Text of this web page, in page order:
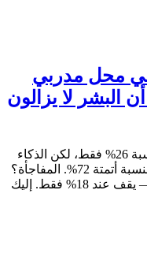
محل مدربي
البشر لا يزالون
يواجه مدربو محو الأمية مخاطر أتمتة بنسبة 26% فقط، لكن الذكاء
الاصطناعي يحلل بيانات القراءة بالفعل بنسبة أتمتة 72%. المفاجأة؟
أهم جزء من العمل — نمذجة التدريس — يقف عند 18% فقط. إليك